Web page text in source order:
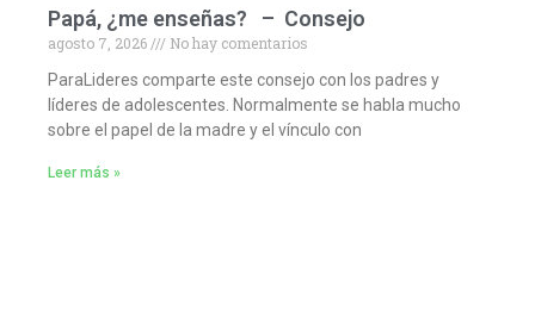
Papá, ¿me enseñas? – Consejo
agosto 7, 2026
No hay comentarios
ParaLideres comparte este consejo con los padres y
líderes de adolescentes. Normalmente se habla mucho
sobre el papel de la madre y el vínculo con
Leer más »